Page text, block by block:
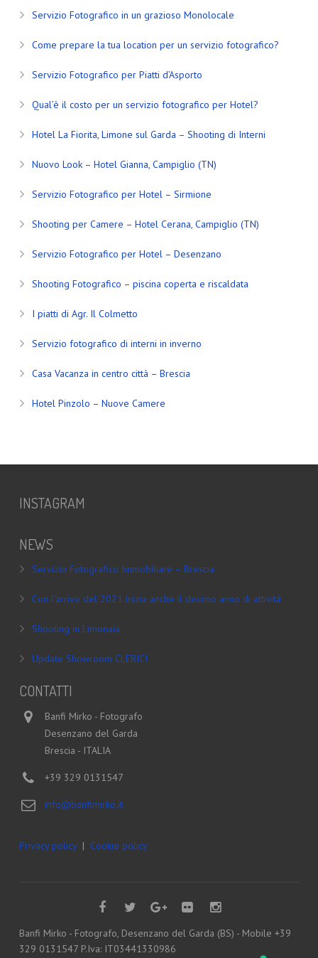
Servizio Fotografico in un grazioso Monolocale
Come prepare la tua location per un servizio fotografico?
Servizio Fotografico per Piatti d’Asporto
Qual’è il costo per un servizio fotografico per Hotel?
Hotel La Fiorita, Limone sul Garda – Shooting di Interni
Nuovo Look – Hotel Gianna, Campiglio (TN)
Servizio Fotografico per Hotel – Sirmione
Shooting per Camere – Hotel Cerana, Campiglio (TN)
Servizio Fotografico per Hotel – Desenzano
Shooting Fotografico – piscina coperta e riscaldata
I piatti di Agr. Il Colmetto
Servizio fotografico di interni in inverno
Casa Vacanza in centro città – Brescia
Hotel Pinzolo – Nuove Camere
INSTAGRAM
NEWS
Servizio Fotografico Immobiliare – Brescia
Con l’arrivo del 2021 inizia anche il decimo anno di attività
Shooting in Limonaia
Update Showroom CLERICI
CONTATTI
Banfi Mirko - Fotografo
Desenzano del Garda
Brescia - ITALIA
+39 329 0131547
info@banfimirko.it
Privacy policy| Cookie policy
Banfi Mirko - Fotografo, Desenzano del Garda (BS) - Mobile +39
329 0131547 P.Iva: IT03441330986